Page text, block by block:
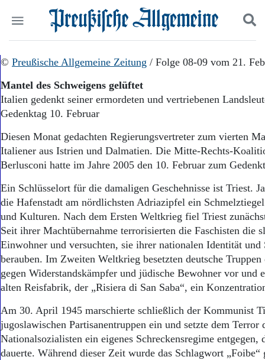
Start
Wer wir sind
Aktuelle Ausgabe
Abonnenten-Login
Abonnent werden
Abo Prämien
Mediadaten
Politik
Wirtschaft
Panorama
Geschichte
Ostpreußen
Pommern
Schlesien
Danzig und Westpreußen
Bücher
Kontakt
Suchen und finden
© Preußische Allgemeine Zeitung / Folge 08-09 vom 21.
Mantel des Schweigens gelüftet
Italien gedenkt seiner ermordeten und vertriebenen
Gedenktag 10. Februar
Diesen Monat gedachten Regierungsvertreter zum vierten
Italiener aus Istrien und Dalmatien. Die Mitte-Rechts-
Berlusconi hatte im Jahre 2005 den 10. Februar zum
Ein Schlüsselort für die damaligen Geschehnisse ist Triest.
die Hafenstadt am nördlichsten Adriazipfel ein
und Kulturen. Nach dem Ersten Weltkrieg fiel Triest
Seit ihrer Machtübernahme terrorisierten die Faschisten die
Einwohner und versuchten, sie ihrer nationalen Identität und
berauben. Im Zweiten Weltkrieg besetzten deutsche
gegen Widerstandskämpfer und jüdische Bewohner vor und
alten Reisfabrik, der „Risiera di San Saba“, ein
Am 30. April 1945 marschierte schließlich der Kommunist
jugoslawischen Partisanentruppen ein und setzte dem Terror
Nationalsozialisten ein eigenes Schreckensregime entgegen,
dauerte. Während dieser Zeit wurde das Schlagwort „Foibe“